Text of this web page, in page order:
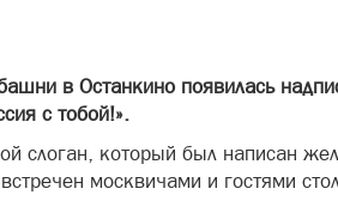
в Останкино появилась
с тобой!».
слоган, который был написан
москвичами и гостями